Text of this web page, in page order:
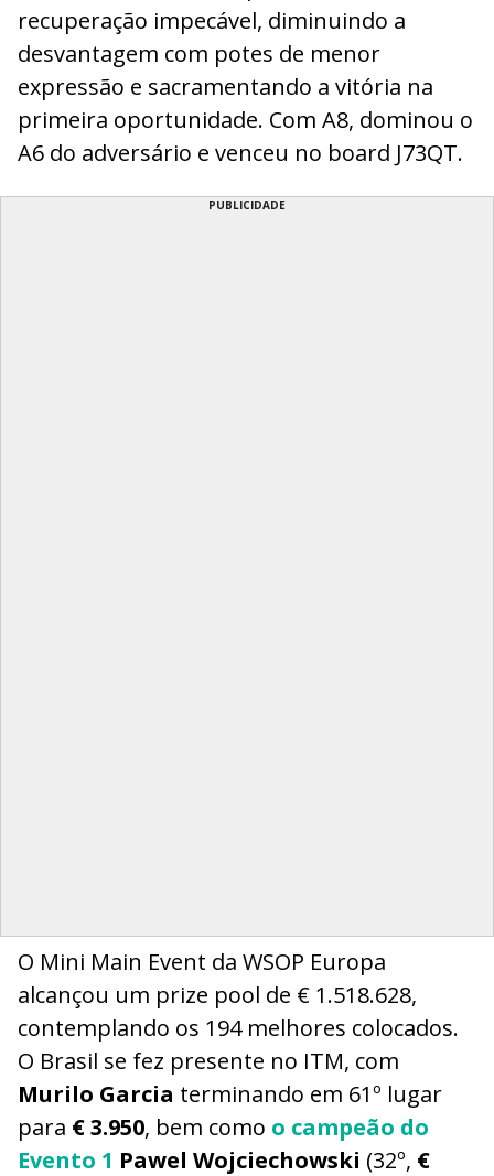
recuperação impecável, diminuindo a
desvantagem com potes de menor
expressão e sacramentando a vitória na
primeira oportunidade. Com A8, dominou o
A6 do adversário e venceu no board J73QT.
PUBLICIDADE
O Mini Main Event da WSOP Europa
alcançou um prize pool de € 1.518.628,
contemplando os 194 melhores colocados.
O Brasil se fez presente no ITM, com
Murilo Garcia terminando em 61º lugar
para € 3.950, bem como o campeão do
Evento 1 Pawel Wojciechowski (32º, €